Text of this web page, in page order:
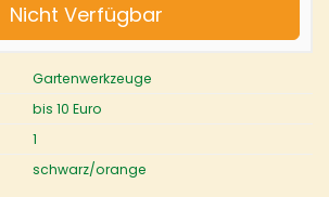
Nicht Verfügbar
Gartenwerkzeuge
bis 10 Euro
1
schwarz/orange